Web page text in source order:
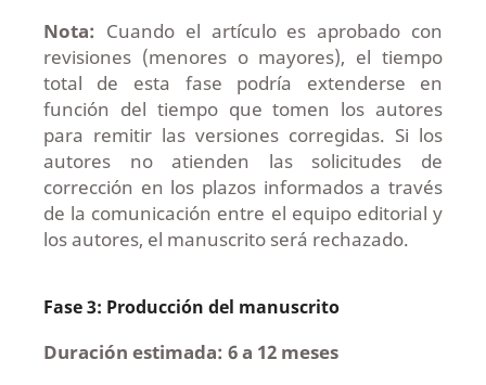
Nota: Cuando el artículo es aprobado con
revisiones (menores o mayores), el tiempo
total de esta fase podría extenderse en
función del tiempo que tomen los autores
para remitir las versiones corregidas. Si los
autores no atienden las solicitudes de
corrección en los plazos informados a través
de la comunicación entre el equipo editorial y
los autores, el manuscrito será rechazado.
Fase 3: Producción del manuscrito
Duración estimada: 6 a 12 meses